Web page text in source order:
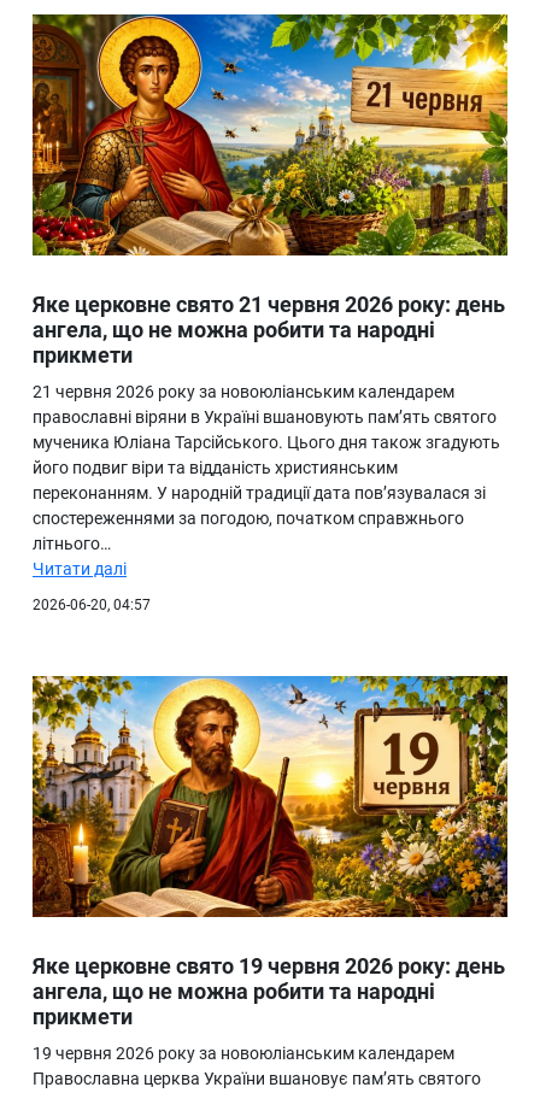
Яке церковне свято 21 червня 2026 року: день
ангела, що не можна робити та народні
прикмети
21 червня 2026 року за новоюліанським календарем
православні віряни в Україні вшановують пам’ять святого
мученика Юліана Тарсійського. Цього дня також згадують
його подвиг віри та відданість християнським
переконанням. У народній традиції дата пов’язувалася зі
спостереженнями за погодою, початком справжнього
літнього…
Читати далі
2026-06-20, 04:57
Яке церковне свято 19 червня 2026 року: день
ангела, що не можна робити та народні
прикмети
19 червня 2026 року за новоюліанським календарем
Православна церква України вшановує пам’ять святого